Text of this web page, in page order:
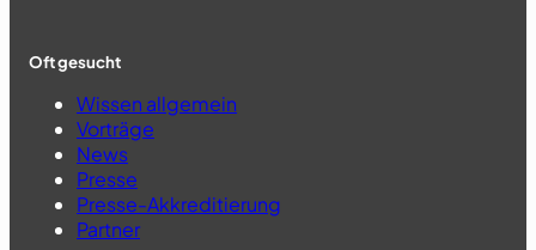
Oft gesucht
Wissen allgemein
Vorträge
News
Presse
Presse-Akkreditierung
Partner